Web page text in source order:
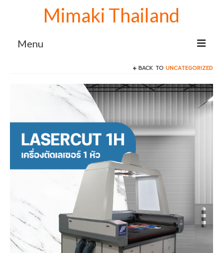
Mimaki Thailand
Menu
เครื่องพิมพ์ Mimaki
Mimaki sublimation
เครื่องพิมพ์ซับลิเมชั่น Mimaki TS100-1600
เครื่องพิมพ์ลายเสื้อ Mimaki TS100+1600
จับคู่ เครื่องรีดโรล 130 cm.
เครื่องปริ้นเสื้อ Mimaki TS100+1600 จับคู่
เครื่องรีดโรล 170 cm.
เครื่องสกรีนผ้า Mimaki TS100+1600 จับคู่
เครื่องรีดโรล 190 cm.
เครื่องพิมพ์ซับลิเมชั่น Mimaki TS55-1800
BACK TO UNCATEGORIZED